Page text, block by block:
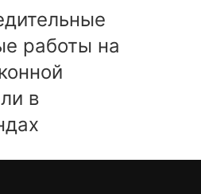
работы на
в